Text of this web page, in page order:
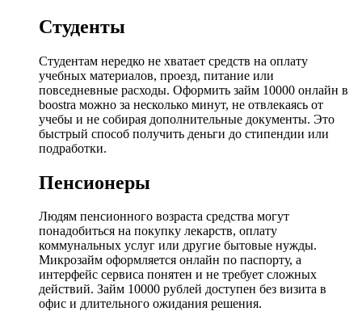
Студенты
Студентам нередко не хватает средств на оплату
учебных материалов, проезд, питание или
повседневные расходы. Оформить займ 10000 онлайн в
boostra можно за несколько минут, не отвлекаясь от
учебы и не собирая дополнительные документы. Это
быстрый способ получить деньги до стипендии или
подработки.
Пенсионеры
Людям пенсионного возраста средства могут
понадобиться на покупку лекарств, оплату
коммунальных услуг или другие бытовые нужды.
Микрозайм оформляется онлайн по паспорту, а
интерфейс сервиса понятен и не требует сложных
действий. Займ 10000 рублей доступен без визита в
офис и длительного ожидания решения.